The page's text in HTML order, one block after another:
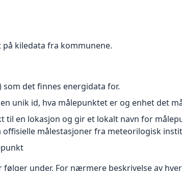
kiledata fra kommunene.
som det finnes energidata for.
unik id, hva målepunktet er og enhet det
til en lokasjon og gir et lokalt navn for
målestasjoner fra meteorilogisk
under. For nærmere beskrivelse av